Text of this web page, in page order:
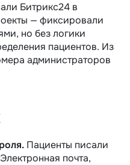
Битрикс24 в
— фиксировали
но без логики
пациентов. Из
администраторов
Пациенты писали
почта,